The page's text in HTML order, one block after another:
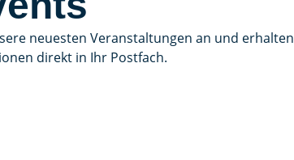
neuesten Veranstaltungen an und erhalten
direkt in Ihr Postfach.